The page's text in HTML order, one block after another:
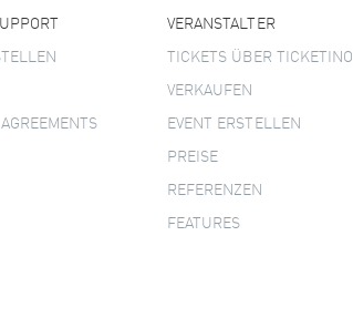
VERANSTALTER
TICKETS ÜBER TICKETINO
VERKAUFEN
EVENT ERSTELLEN
PREISE
REFERENZEN
FEATURES